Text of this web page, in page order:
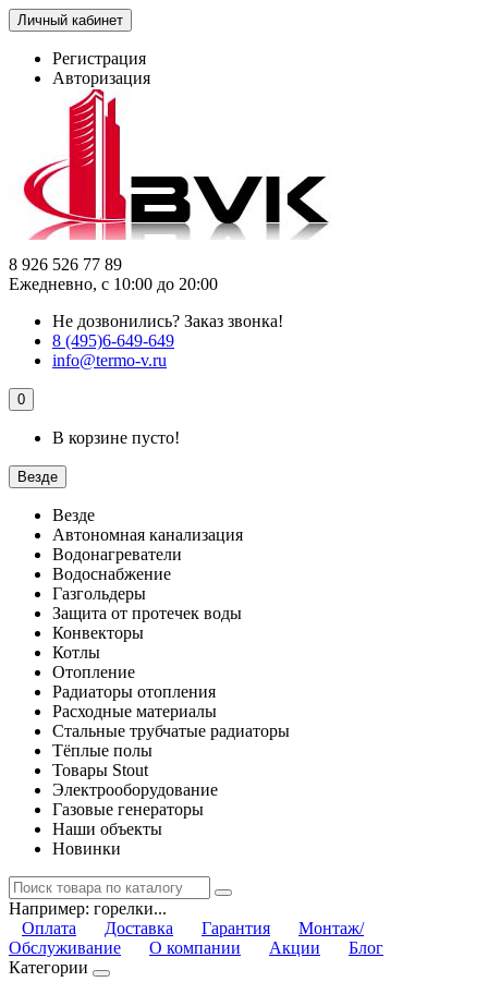
Личный кабинет
Регистрация
Авторизация
8 926 526 77 89
Ежедневно, с 10:00 до 20:00
Не дозвонились? Заказ звонка!
8 (495)6-649-649
info@termo-v.ru
0
В корзине пусто!
Везде
Везде
Автономная канализация
Водонагреватели
Водоснабжение
Газгольдеры
Защита от протечек воды
Конвекторы
Котлы
Отопление
Радиаторы отопления
Расходные материалы
Стальные трубчатые радиаторы
Тёплые полы
Товары Stout
Электрооборудование
Газовые генераторы
Наши объекты
Новинки
Например: горелки...
Оплата
Доставка Гарантия
Монтаж/
Обслуживание
О компании Акции
Блог
Категории